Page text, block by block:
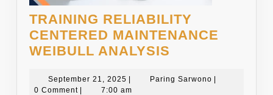
TRAINING RELIABILITY
CENTERED MAINTENANCE
WEIBULL ANALYSIS
CENTERED
September 21, 2025 September
21,
Paring SarwonoParing
0 Comment
7:00 am